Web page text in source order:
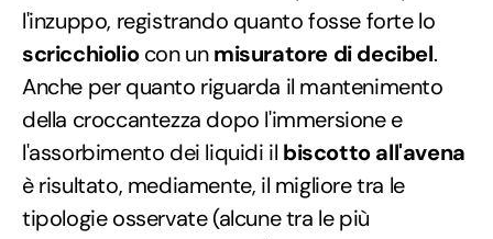
l'inzuppo, registrando quanto fosse forte lo
scricchioliocon unmisuratore di decibel.
Anche per quanto riguarda il mantenimento
della croccantezza dopo l'immersione e
l'assorbimento dei liquidi il biscotto all'avena
è risultato, mediamente, il migliore tra le
tipologie osservate (alcune tra le più